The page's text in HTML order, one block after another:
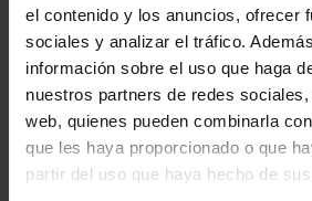
el contenido y los anuncios, ofrecer
sociales y analizar el tráfico.
información sobre el uso que haga
nuestros partners de redes
web, quienes pueden combinarla
que les haya proporcionado o que
partir del uso que haya hecho de
MEDALLA COBRE
PREMIOS TFP 1997 JOSE
LUIS...
143,00 €